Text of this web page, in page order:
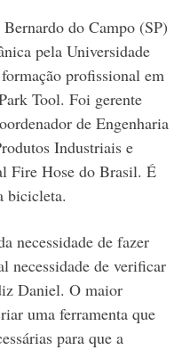
do Campo (SP)
pela Universidade
profissional em
Tool. Foi gerente
de Engenharia
Industriais e
Fire Hose do Brasil. É
bicicleta.
necessidade de fazer
necessidade de verificar
Daniel. O maior
uma ferramenta que
para que a